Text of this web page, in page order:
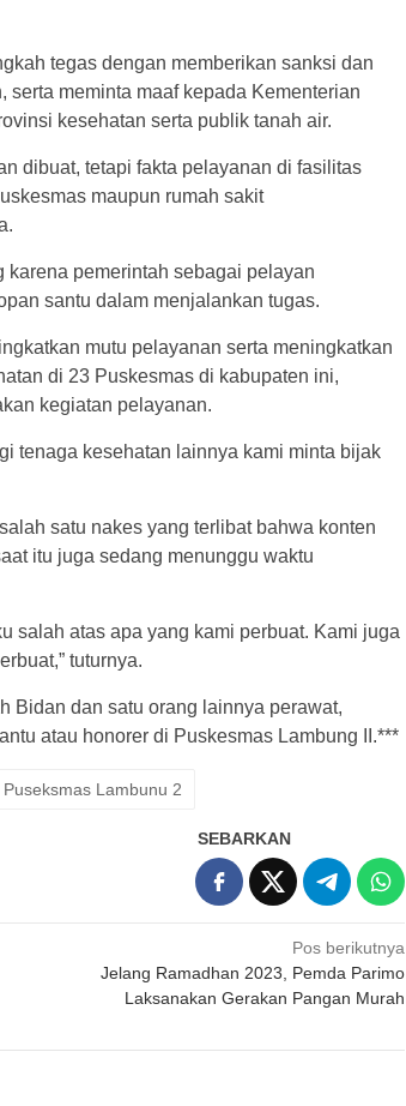
tegas dengan memberikan sanksi dan
meminta maaf kepada Kementerian
kesehatan serta publik tanah air.
dibuat, tetapi fakta pelayanan di fasilitas
maupun rumah sakit
karena pemerintah sebagai pelayan
santu dalam menjalankan tugas.
mutu pelayanan serta meningkatkan
di 23 Puskesmas di kabupaten ini,
kegiatan pelayanan.
tenaga kesehatan lainnya kami minta bijak
satu nakes yang terlibat bahwa konten
itu juga sedang menunggu waktu
salah atas apa yang kami perbuat. Kami juga
tuturnya.
Bidan dan satu orang lainnya perawat,
atau honorer di Puskesmas Lambung II.***
Puseksmas Lambunu 2
SEBARKAN
Pos berikutnya
Jelang Ramadhan 2023, Pemda Parimo
Laksanakan Gerakan Pangan Murah